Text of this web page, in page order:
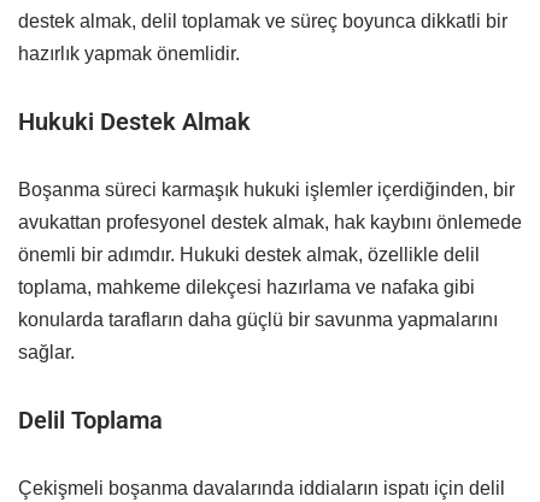
destek almak, delil toplamak ve süreç boyunca dikkatli bir
hazırlık yapmak önemlidir.
Hukuki Destek Almak
Boşanma süreci karmaşık hukuki işlemler içerdiğinden, bir
avukattan profesyonel destek almak, hak kaybını önlemede
önemli bir adımdır. Hukuki destek almak, özellikle delil
toplama, mahkeme dilekçesi hazırlama ve nafaka gibi
konularda tarafların daha güçlü bir savunma yapmalarını
sağlar.
Delil Toplama
Çekişmeli boşanma davalarında iddiaların ispatı için delil